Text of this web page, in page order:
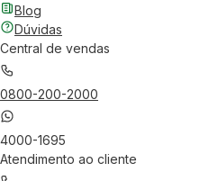
Blog
Dúvidas
Central de vendas
0800-200-2000
4000-1695
Atendimento ao cliente